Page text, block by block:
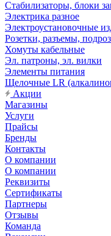
Стабилизаторы, блоки
Электрика разное
Электроустановочные
Розетки, разъемы,
Хомуты кабельные
Эл. патроны, эл. вилки
Элементы питания
Щелочные LR
Акции
Магазины
Услуги
Прайсы
Бренды
Контакты
О компании
О компании
Реквизиты
Сертификаты
Партнеры
Отзывы
Команда